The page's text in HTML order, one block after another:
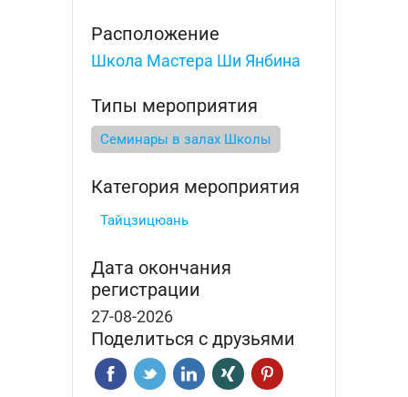
Расположение
Школа Мастера Ши Янбина
Типы мероприятия
Семинары в залах Школы
Категория мероприятия
Тайцзицюань
Дата окончания
регистрации
27-08-2026
Поделиться с друзьями